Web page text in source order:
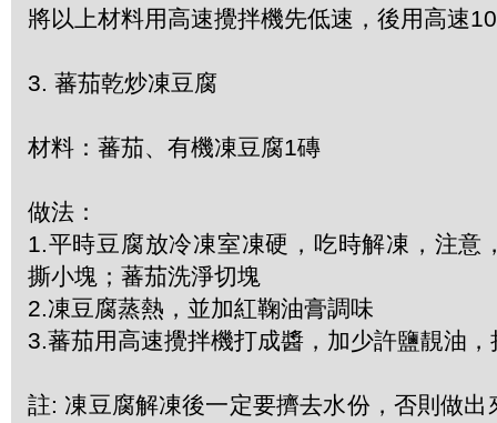
將以上材料用高速攪拌機先低速，後用高速
3. 蕃茄乾炒凍豆腐
材料：蕃茄、有機凍豆腐1磚
做法：
1.平時豆腐放冷凍室凍硬，吃時解凍，注意
撕小塊；蕃茄洗淨切塊
2.凍豆腐蒸熱，並加紅鞠油膏調味
3.蕃茄用高速攪拌機打成醬，加少許鹽靚油，
註: 凍豆腐解凍後一定要擠去水份，否則做出